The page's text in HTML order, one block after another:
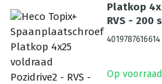
Platkop
RVS - 200
4019787616614
Op voorraad